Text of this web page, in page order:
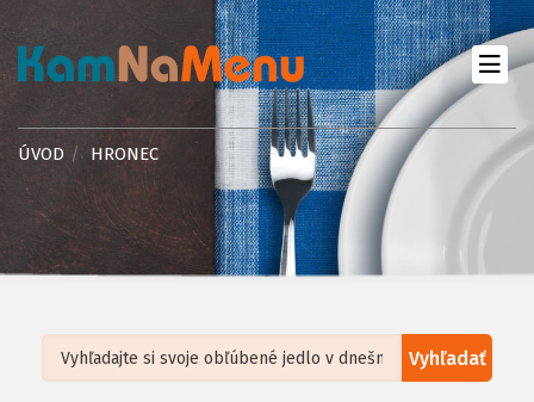
ÚVOD HRONEC
Vyhľadať
Leaflet| ©OpenStreetMap, Tiles courtesy ofHumanitarian OpenStreetMap